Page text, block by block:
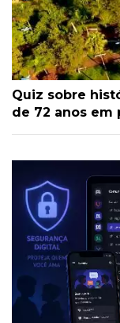
Quiz sobre
de 72 anos em